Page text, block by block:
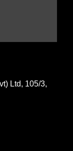
Ltd, 105/3,